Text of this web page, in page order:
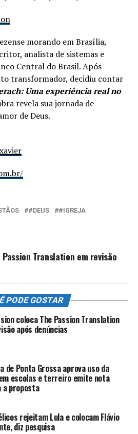
morando em Brasília,
analista de sistemas e
Central do Brasil. Após
transformador, decidiu contar
Uma experiência real no
revela sua jornada de
de Deus.
#DEUS
#IGREJA
Translation em revisão
PODE GOSTAR
coloca The Passion Translation
após denúncias
de Ponta Grossa aprova uso da
escolas e terreiro emite nota
a proposta
rejeitam Lula e colocam Flávio
diz pesquisa